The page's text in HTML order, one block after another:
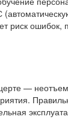
риск ошибок,
—